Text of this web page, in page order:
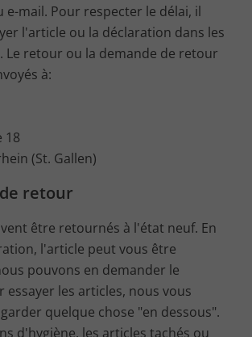
e-mail. Pour respecter le délai, il
l'article ou la déclaration dans les
Le retour ou la demande de retour
à:
18
(St. Gallen)
retour
être retournés à l'état neuf. En
l'article peut vous être
pouvons en demander le
essayer les articles, nous vous
quelque chose "en dessous".
d'hygiène, les articles tachés ou